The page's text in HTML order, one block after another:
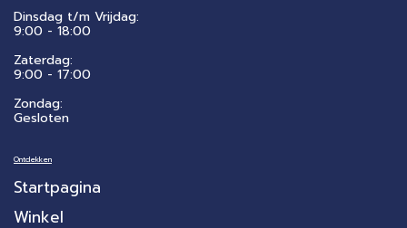
Dinsdag t/m Vrijdag:
9:00 - 18:00
Zaterdag:
​9:00 - 17:00
Zondag:
Gesloten
Ontdekken
Startpagina
Winkel